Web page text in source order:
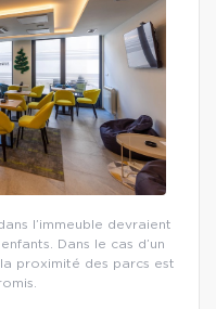
l’immeuble devraient
Dans le cas d’un
proximité des parcs est